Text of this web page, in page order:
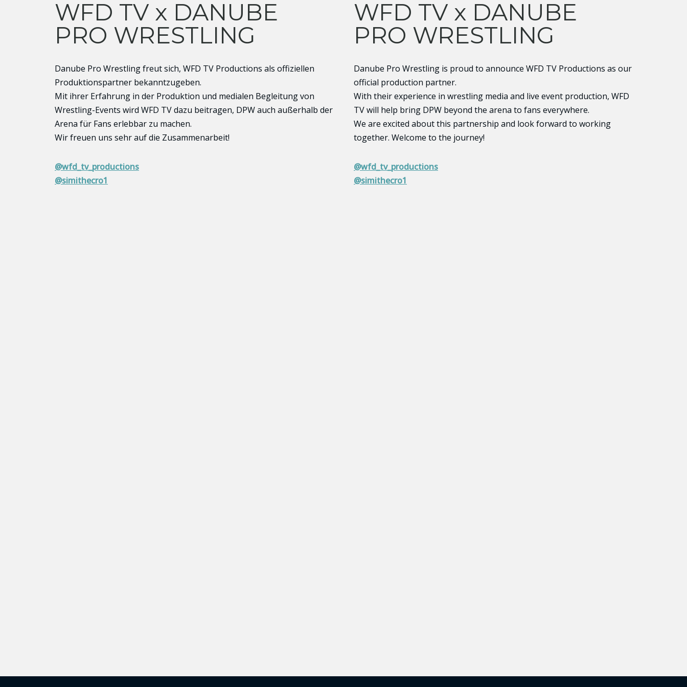
WFD TV x DANUBE
PRO WRESTLING
Danube Pro Wrestling freut sich, WFD TV Productions als offiziellen
Produktionspartner bekanntzugeben.
Mit ihrer Erfahrung in der Produktion und medialen Begleitung von
Wrestling-Events wird WFD TV dazu beitragen, DPW auch außerhalb der
Arena für Fans erlebbar zu machen.
Wir freuen uns sehr auf die Zusammenarbeit!
@wfd_tv_productions
@simithecro1
WFD TV x DANUBE
PRO WRESTLING
Danube Pro Wrestling is proud to announce WFD TV Productions as our
official production partner.
With their experience in wrestling media and live event production, WFD
TV will help bring DPW beyond the arena to fans everywhere.
We are excited about this partnership and look forward to working
together. Welcome to the journey!
@wfd_tv_productions
@simithecro1